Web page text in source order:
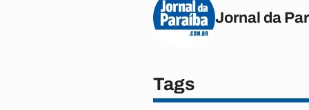
Jornal da
Tags